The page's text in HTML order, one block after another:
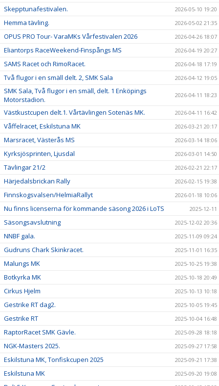
Skepptunafestivalen. 2026-05-10 19:20
Hemma tävling. 2026-05-02 21:35
OPUS PRO Tour- VaraMKs Vårfestivalen 2026 2026-04-26 18:07
Eliantorps RaceWeekend-Finspångs MS 2026-04-19 20:27
SAMS Racet och RimoRacet. 2026-04-18 17:19
Två flugor i en smäll delt. 2, SMK Sala 2026-04-12 19:05
SMK Sala, Två flugor i en smäll, delt. 1 Enköpings
Motorstadion.
2026-04-11 18:23
Västkustcupen delt.1. Vårtävlingen Sotenäs MK. 2026-04-11 16:42
Våffelracet, Eskilstuna MK 2026-03-21 20:17
Marsracet, Västerås MS 2026-03-14 18:06
Kyrksjösprinten, Ljusdal 2026-03-01 14:50
Tävlingar 21/2 2026-02-21 22:17
Härjedalsbrickan Rally 2026-02-15 19:38
Finnskogsvalsen/HelmiaRallyt 2026-01-18 10:06
Nu finns licenserna för kommande säsong 2026 i LoTS 2025-12-11
Säsongsavslutning 2025-12-02 20:36
NNBF gala. 2025-11-09 09:24
Gudruns Chark Skinkracet. 2025-11-01 16:35
Malungs MK 2025-10-25 19:38
Botkyrka MK 2025-10-18 20:49
Cirkus Hjelm 2025-10-13 10:18
Gestrike RT dag2. 2025-10-05 19:45
Gestrike RT 2025-10-04 16:48
RaptorRacet SMK Gävle. 2025-09-28 18:18
NGK-Masters 2025. 2025-09-27 17:58
Eskilstuna MK, Tonfiskcupen 2025 2025-09-21 17:38
Eskilstuna MK 2025-09-20 19:08